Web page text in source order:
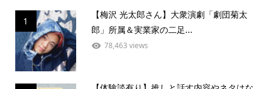
1
【梅沢 光太郎さん】大衆演劇「劇団菊太
郎」所属＆実業家の二足...
78,463 views